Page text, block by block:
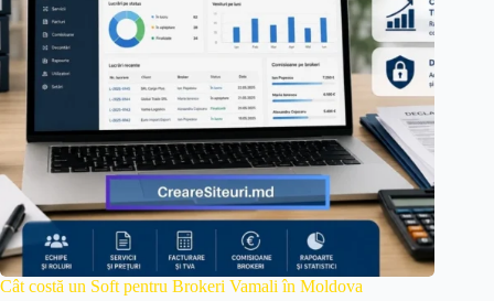
Cât costă un Soft pentru Brokeri Vamali în Moldova